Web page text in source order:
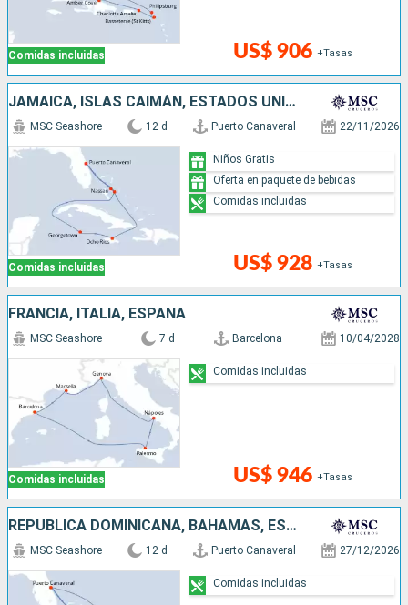
Comidas incluidas US$ 906 +Tasas
JAMAICA, ISLAS CAIMÁN, ESTADOS UNIDOS, BAHAMAS
Comidas incluidas
MSC Seashore 12 d Puerto Canaveral 22/11/2026
US$ 928 +Tasas
Niños Gratis
Oferta en paquete de bebidas
Comidas incluidas
FRANCIA, ITALIA, ESPAÑA
Comidas incluidas
MSC Seashore 7 d Barcelona 10/04/2028
US$ 946 +Tasas
Comidas incluidas
REPÚBLICA DOMINICANA, BAHAMAS, ESTADOS UNIDOS
MSC Seashore 12 d Puerto Canaveral 27/12/2026
Comidas incluidas